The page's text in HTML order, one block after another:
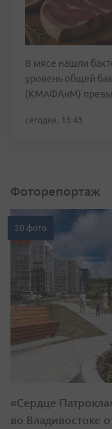
В мясе нашли
уровень общей
(КМАФАнМ)
сегодня, 13:43
Фоторепортаж
20 фото
«Сердце
во Владивостоке